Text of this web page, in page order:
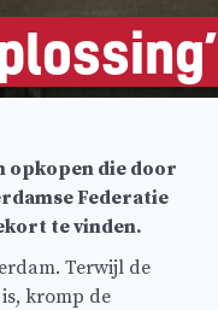
opkopen die door
Federatie
te vinden.
Terwijl de
kromp de